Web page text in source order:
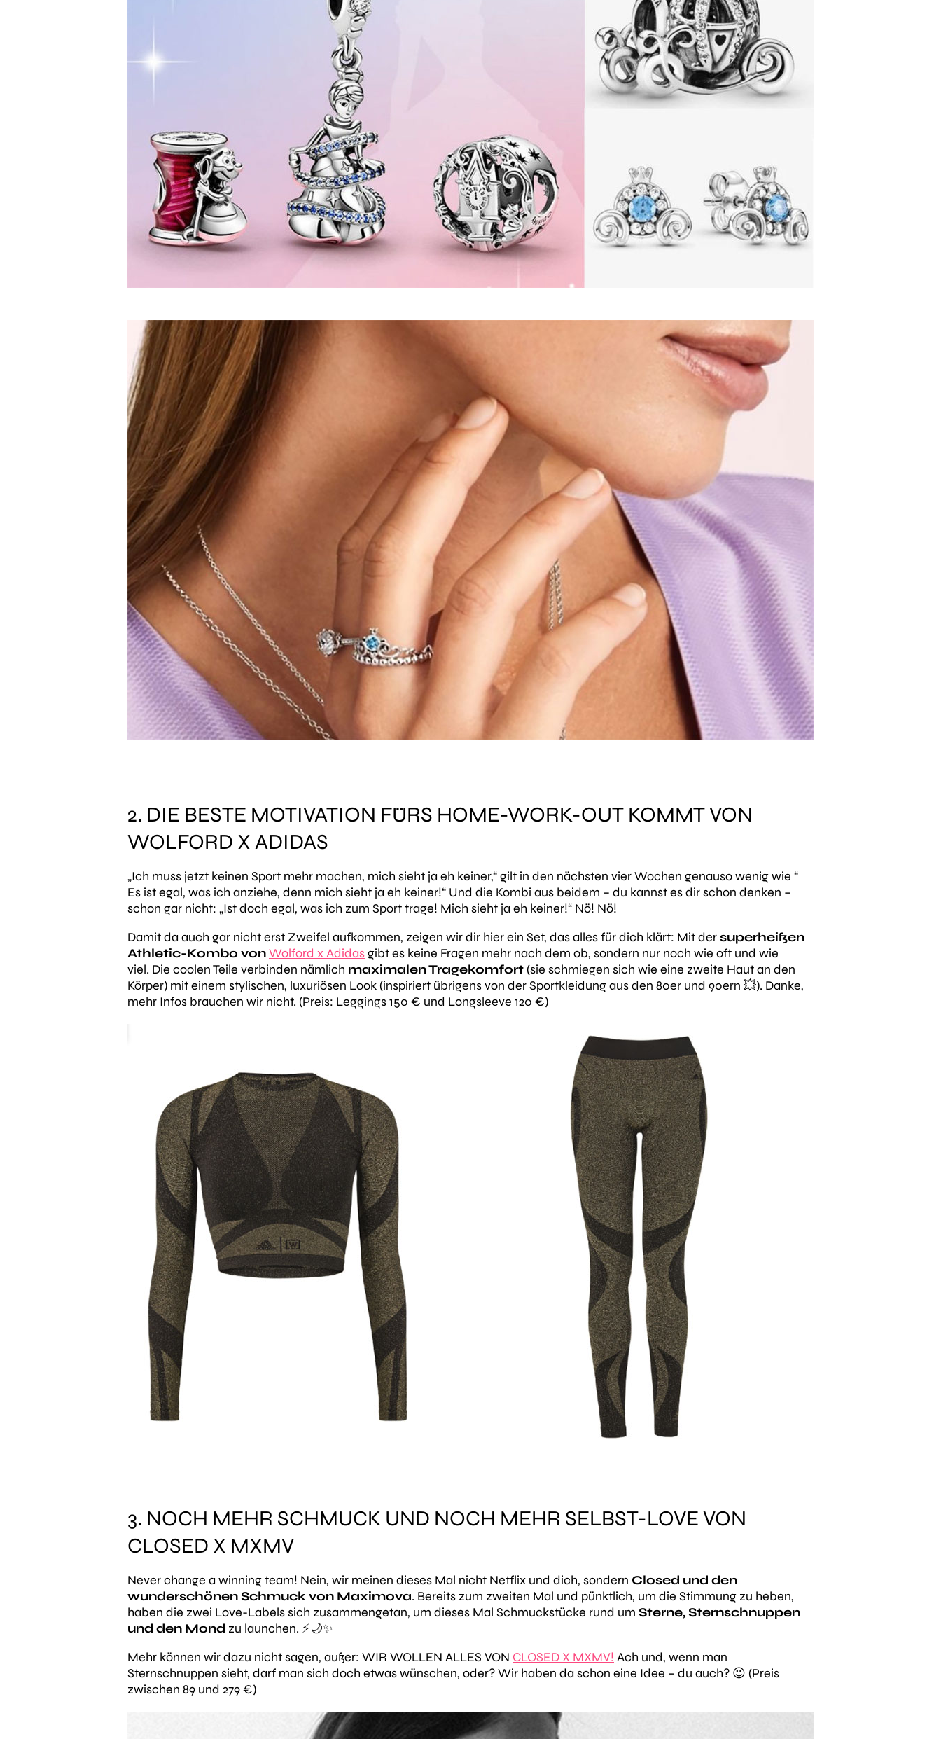
2. DIE BESTE MOTIVATION FÜRS HOME-WORK-OUT KOMMT VON
WOLFORD X ADIDAS
„Ich muss jetzt keinen Sport mehr machen, mich sieht ja eh keiner,“gilt in den nächsten vier Wochen genauso wenig wie “
Es ist egal, was ich anziehe, denn mich sieht ja eh keiner!“ Und die Kombi aus beidem – du kannst es dir schon denken –
schon gar nicht: „Ist doch egal, was ich zum Sport trage! Mich sieht ja eh keiner!“ Nö! Nö!
Damit da auch gar nicht erst Zweifel aufkommen, zeigen wir dir hier ein Set, das alles für dich klärt: Mit dersuperheißen
Athletic-Kombo vonWolford x Adidasgibt es keine Fragen mehr nach dem ob, sondern nur noch wie oft und wie
viel. Die coolen Teile verbinden nämlich maximalen Tragekomfort (sie schmiegen sich wie eine zweite Haut an den
Körper) mit einem stylischen, luxuriösen Look (inspiriert übrigens von der Sportkleidung aus den 80er und 90ern 💥). Danke,
mehr Infos brauchen wir nicht. (Preis: Leggings 150 € und Longsleeve 120 €)
3. NOCH MEHR SCHMUCK UND NOCH MEHR SELBST-LOVE VON
CLOSED X MXMV
Never change a winning team! Nein, wir meinen dieses Mal nicht Netflix und dich, sondern Closed und den
wunderschönen Schmuck von Maximova. Bereits zum zweiten Mal und pünktlich, um die Stimmung zu heben,
haben die zwei Love-Labels sich zusammengetan, um dieses Mal Schmuckstücke rund um Sterne, Sternschnuppen
und den Mond zu launchen. ⚡️🌙✨
Mehr können wir dazu nicht sagen, außer: WIR WOLLEN ALLES VON CLOSED X MXMV! Ach und, wenn man
Sternschnuppen sieht, darf man sich doch etwas wünschen, oder? Wir haben da schon eine Idee – du auch? 😉 (Preis
zwischen 89 und 279 €)